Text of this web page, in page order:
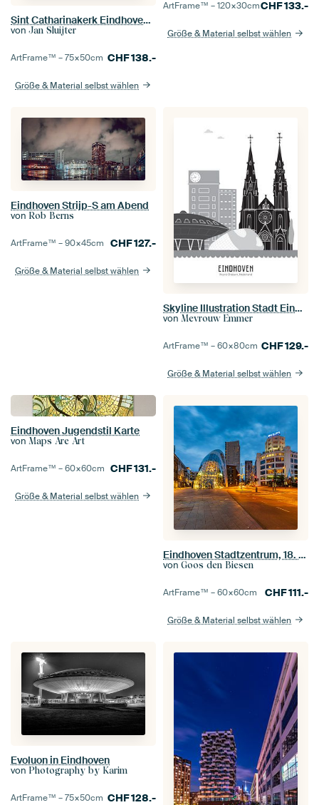
Sint Catharinakerk Eindhoven GLOW 2017
von Jan Sluijter
ArtFrame™ –75×50cm CHF138.-
Größe & Material selbst wählen
ArtFrame™ –120×30cmCHF133.-
Größe & Material selbst wählen
Eindhoven Strijp-S am Abend
von Rob Berns
ArtFrame™ –90×45cm CHF127.-
Größe & Material selbst wählen
Skyline Illustration Stadt Eindhoven schwarz-weiß-grau
von Mevrouw Emmer
ArtFrame™ –60×80cm CHF129.-
Größe & Material selbst wählen
Eindhoven Jugendstil Karte
von Maps Are Art
ArtFrame™ –60×60cm CHF131.-
Größe & Material selbst wählen
Eindhoven Stadtzentrum, 18. Septemberplein-Abendfotografie
von Goos den Biesen
ArtFrame™ –60×60cm CHF111.-
Größe & Material selbst wählen
Evoluon in Eindhoven
von Photography by Karim
ArtFrame™ –75×50cm CHF128.-